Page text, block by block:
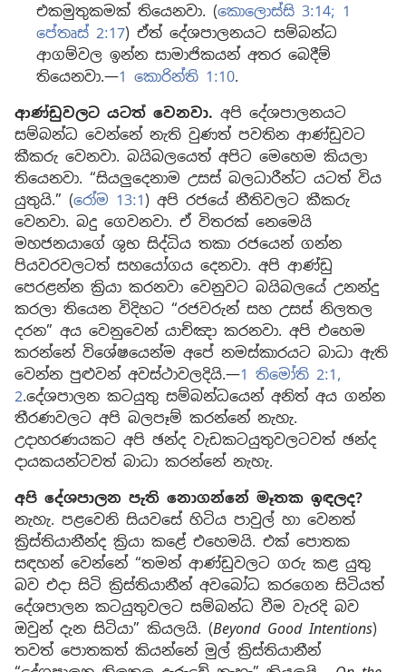
එකමුතුකමක් තියෙනවා. (කොලොස්සි 3:14; 1
පේතෘස් 2:17) ඒත් දේශපාලනයට සම්බන්ධ
ආගම්වල ඉන්න සාමාජිකයන් අතර බෙදීම්
තියෙනවා.—1 කොරින්ති 1:10.
ආණ්ඩුවලට යටත් වෙනවා. අපි දේශපාලනයට
සම්බන්ධ වෙන්නේ නැති වුණත් පවතින ආණ්ඩුවට
කීකරු වෙනවා. බයිබලයෙත් අපිට මෙහෙම කියලා
තියෙනවා. “සියලුදෙනාම උසස් බලධාරීන්ට යටත් විය
යුතුයි.” (රෝම 13:1) අපි රජයේ නීතිවලට කීකරු
වෙනවා. බදු ගෙවනවා. ඒ විතරක් නෙමෙයි
මහජනයාගේ ශුභ සිද්ධිය තකා රජයෙන් ගන්න
පියවරවලටත් සහයෝගය දෙනවා. අපි ආණ්ඩු
පෙරළන්න ක්‍රියා කරනවා වෙනුවට බයිබලයේ උනන්දු
කරලා තියෙන විදිහට “රජවරුන් සහ උසස් නිලතල
දරන” අය වෙනුවෙන් යාච්ඤා කරනවා. අපි එහෙම
කරන්නේ විශේෂයෙන්ම අපේ නමස්කාරයට බාධා ඇති
වෙන්න පුළුවන් අවස්ථාවලදියි.—1 තිමෝති 2:1,
2.දේශපාලන කටයුතු සම්බන්ධයෙන් අනිත් අය ගන්න
තීරණවලට අපි බලපෑම් කරන්නේ නැහැ.
උදාහරණයකට අපි ඡන්ද වැඩකටයුතුවලටවත් ඡන්ද
දායකයන්ටවත් බාධා කරන්නේ නැහැ.
අපි දේශපාලන පැති නොගන්නේ මෑතක ඉඳලද?
නැහැ. පළවෙනි සියවසේ හිටිය පාවුල් හා වෙනත්
ක්‍රිස්තියානීන්ද ක්‍රියා කළේ එහෙමයි. එක් පොතක
සඳහන් වෙන්නේ “තමන් ආණ්ඩුවලට ගරු කළ යුතු
බව එදා සිටි ක්‍රිස්තියානීන් අවබෝධ කරගෙන සිටියත්
දේශපාලන කටයුතුවලට සම්බන්ධ වීම වැරදි බව
ඔවුන් දැන සිටියා” කියලයි. (Beyond Good Intentions)
තවත් පොතකත් කියන්නේ මුල් ක්‍රිස්තියානීන්